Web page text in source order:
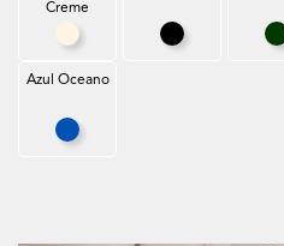
Creme
Branco Creme Preto
Azul Oceano
Azul Oceano